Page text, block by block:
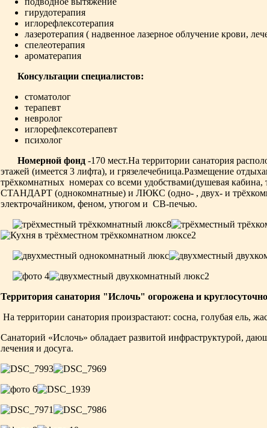
гирудотерапия
иглорефлексотерапия
лазеротерапия ( надвенное лазерное облучение крови,
спелеотерапия
ароматерапия
Консультации специалистов:
стоматолог
терапевт
невролог
иглорефлексотерапевт
психолог
Номерной фонд -170 мест.На территории санатория
этажей (имеется 3 лифта), и грязелечебница.Размещение
трёхкомнатных номерах со всеми удобствами(душевая кабина,
СТАНДАРТ (однокомнатные) и ЛЮКС (одно- , двух- и
электрочайником, феном, утюгом и СВ-печью.
Территория санатория "Ислочь" огорожена и
На территории санатория произрастают: сосна, голубая ель,
Санаторий «Ислочь» обладает развитой инфраструктурой,
лечения и досуга.